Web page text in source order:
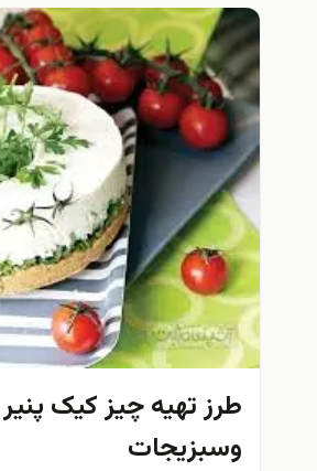
طرز تهیه چيز كيک پنير
وسبزيجات